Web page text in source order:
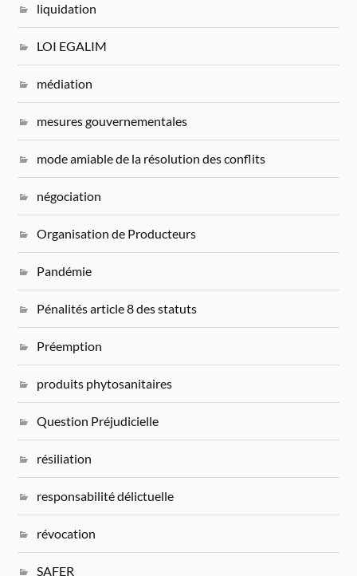
liquidation
LOI EGALIM
médiation
mesures gouvernementales
mode amiable de la résolution des conflits
négociation
Organisation de Producteurs
Pandémie
Pénalités article 8 des statuts
Préemption
produits phytosanitaires
Question Préjudicielle
résiliation
responsabilité délictuelle
révocation
SAFER